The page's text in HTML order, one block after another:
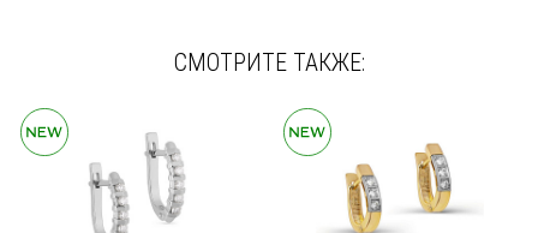
СМОТРИТЕ ТАКЖЕ: